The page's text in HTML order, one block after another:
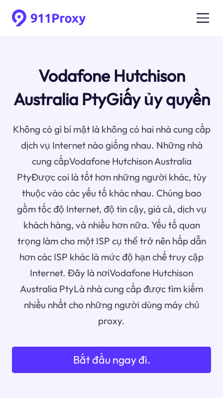
Vodafone Hutchison
Australia PtyGiấy ủy quyền
Không có gì bí mật là không có hai nhà cung cấp
dịch vụ Internet nào giống nhau. Những nhà
cung cấpVodafone Hutchison Australia
PtyĐược coi là tốt hơn những người khác, tùy
thuộc vào các yếu tố khác nhau. Chúng bao
gồm tốc độ Internet, độ tin cậy, giá cả, dịch vụ
khách hàng, và nhiều hơn nữa. Yếu tố quan
trọng làm cho một ISP cụ thể trở nên hấp dẫn
hơn các ISP khác là mức độ hạn chế truy cập
Internet. Đây là nơiVodafone Hutchison
Australia PtyLà nhà cung cấp được tìm kiếm
nhiều nhất cho những người dùng máy chủ
proxy.
Bắt đầu ngay đi.